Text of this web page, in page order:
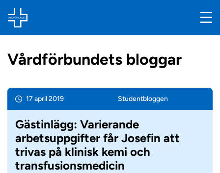
Vårdförbundets bloggar
17 april 2019 Student­bloggen
Gästinlägg: Varierande
arbetsuppgifter får Josefin att
trivas på klinisk kemi och
transfusionsmedicin